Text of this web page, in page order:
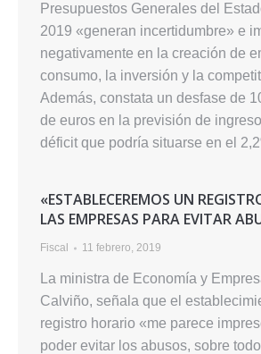
Presupuestos Generales del
2019 «generan incertidumbre» e
negativamente en la creación de
consumo, la inversión y la
Además, constata un desfase de
de euros en la previsión de
déficit que podría situarse en el
«ESTABLECEREMOS UN
LAS EMPRESAS PARA EVITAR
Fiscal 11 febrero, 2019
La ministra de Economía y
Calviño, señala que el
registro horario «me parece
poder evitar los abusos, sobre